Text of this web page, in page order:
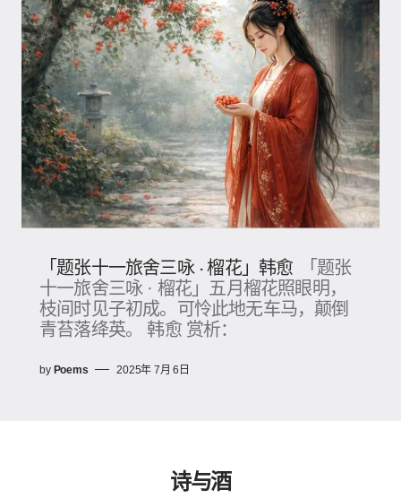
「题张十一旅舍三咏 · 榴花」韩愈
「题张
十一旅舍三咏 · 榴花」五月榴花照眼明，
枝间时见子初成。可怜此地无车马，颠倒
青苔落绛英。 韩愈 赏析：
by Poems 2025年 7月 6日
诗与酒